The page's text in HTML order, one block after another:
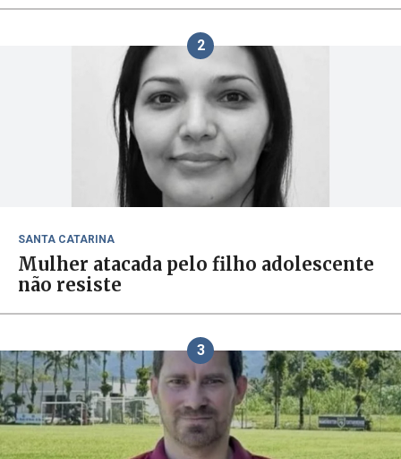
2
SANTA CATARINA
Mulher atacada pelo filho adolescente
não resiste
3